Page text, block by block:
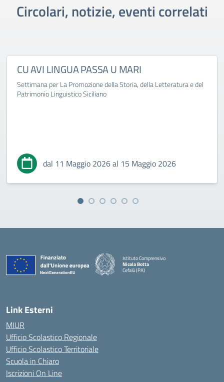
Circolari, notizie, eventi correlati
CU AVI LINGUA PASSA U MARI
Settimana per La Promozione della Storia, della Letteratura e del
Patrimonio Linguistico Siciliano
dal 11 Maggio 2026 al 15 Maggio 2026
Istituto Comprensivo
Nicola Botta
Cefalù (PA)
Link Esterni
MIUR
Ufficio Scolastico Regionale
Ufficio Scolastico Territoriale
Scuola in Chiaro
Iscrizioni On Line